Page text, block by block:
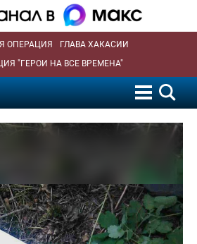
ОПЕРАЦИЯ
ГЛАВА ХАКАСИИ
"ГЕРОИ НА ВСЕ ВРЕМЕНА"